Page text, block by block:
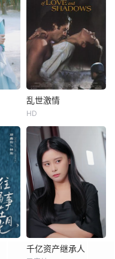
乱世激情
HD
千亿资产继承人